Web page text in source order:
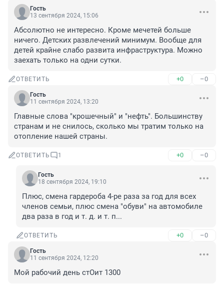
Гость
13 сентября 2024, 15:06
Абсолютно не интересно. Кроме мечетей больше
ничего. Детских развлечений минимум. Вообще для
детей крайне слабо развита инфраструктура. Можно
заехать только на одни сутки.
ОТВЕТИТЬ +0 –0
Гость
11 сентября 2024, 13:20
Главные слова "крошечный" и "нефть". Большинству
странам и не снилось, сколько мы тратим только на
отопление нашей страны.
ОТВЕТИТЬ 1 +0 –0
Гость
18 сентября 2024, 19:10
Плюс, смена гардероба 4-ре раза за год для всех
членов семьи, плюс смена "обуви" на автомобиле
два раза в год и т. д. и т. п...
ОТВЕТИТЬ +0 –0
Гость
11 сентября 2024, 12:20
Мой рабочий день стОит 1300